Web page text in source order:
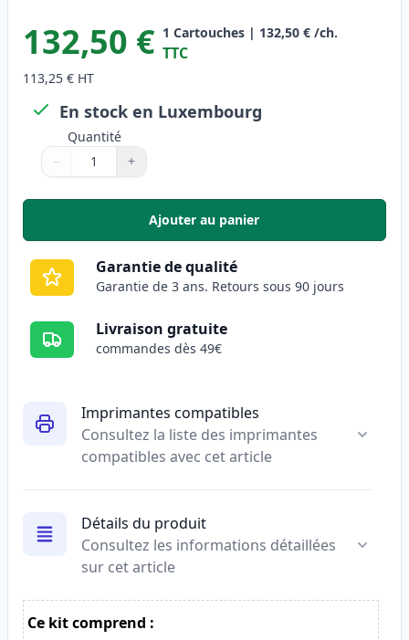
Imprimantes compatibles
Consultez la liste des imprimantes
compatibles avec cet article
Détails du produit
Consultez les informations détaillées
sur cet article
Ce kit comprend :
132,50 € 1 Cartouches | 132,50 € /ch.
TTC
113,25 € HT
En stock en Luxembourg
Quantité
Quantité
Utilisez les boutons pour ajuster
− +
Quantité
Ajouter au panier
,HP 643A (Q5952A) toner
Garantie de qualité
Garantie de 3 ans. Retours sous 90 jours
Livraison gratuite
commandes dès 49€